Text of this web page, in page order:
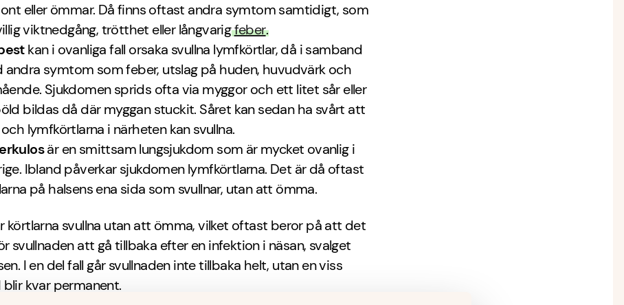
eller ömmar. Då finns oftast andra symtom samtidigt, som
viktnedgång, trötthet eller långvarigfeber.
kan i ovanliga fall orsaka svullna lymfkörtlar, då i samband
andra symtom som feber, utslag på huden, huvudvärk och
Sjukdomen sprids ofta via myggor och ett litet sår eller
bildas då där myggan stuckit. Såret kan sedan ha svårt att
lymfkörtlarna i närheten kan svullna.
är en smittsam lungsjukdom som är mycket ovanlig i
Ibland påverkar sjukdomen lymfkörtlarna. Det är då oftast
på halsens ena sida som svullnar, utan att ömma.
körtlarna svullna utan att ömma, vilket oftast beror på att det
svullnaden att gå tillbaka efter en infektion i näsan, svalget
I en del fall går svullnaden inte tillbaka helt, utan en viss
blir kvar permanent.